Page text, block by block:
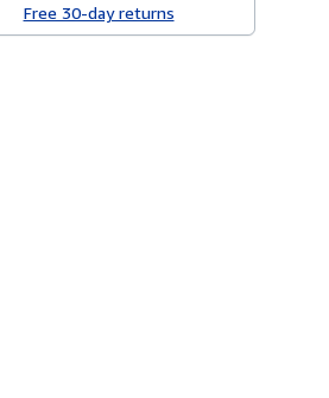
Free 30-day returns